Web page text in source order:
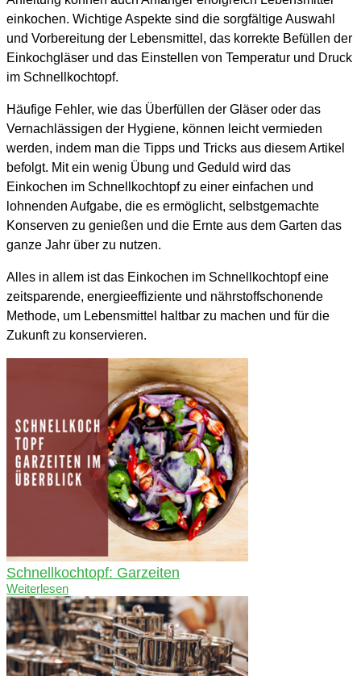
einkochen. Wichtige Aspekte sind die sorgfältige Auswahl
und Vorbereitung der Lebensmittel, das korrekte Befüllen der
Einkochgläser und das Einstellen von Temperatur und Druck
im Schnellkochtopf.
Häufige Fehler, wie das Überfüllen der Gläser oder das
Vernachlässigen der Hygiene, können leicht vermieden
werden, indem man die Tipps und Tricks aus diesem Artikel
befolgt. Mit ein wenig Übung und Geduld wird das
Einkochen im Schnellkochtopf zu einer einfachen und
lohnenden Aufgabe, die es ermöglicht, selbstgemachte
Konserven zu genießen und die Ernte aus dem Garten das
ganze Jahr über zu nutzen.
Alles in allem ist das Einkochen im Schnellkochtopf eine
zeitsparende, energieeffiziente und nährstoffschonende
Methode, um Lebensmittel haltbar zu machen und für die
Zukunft zu konservieren.
Schnellkochtopf: Garzeiten
Weiterlesen